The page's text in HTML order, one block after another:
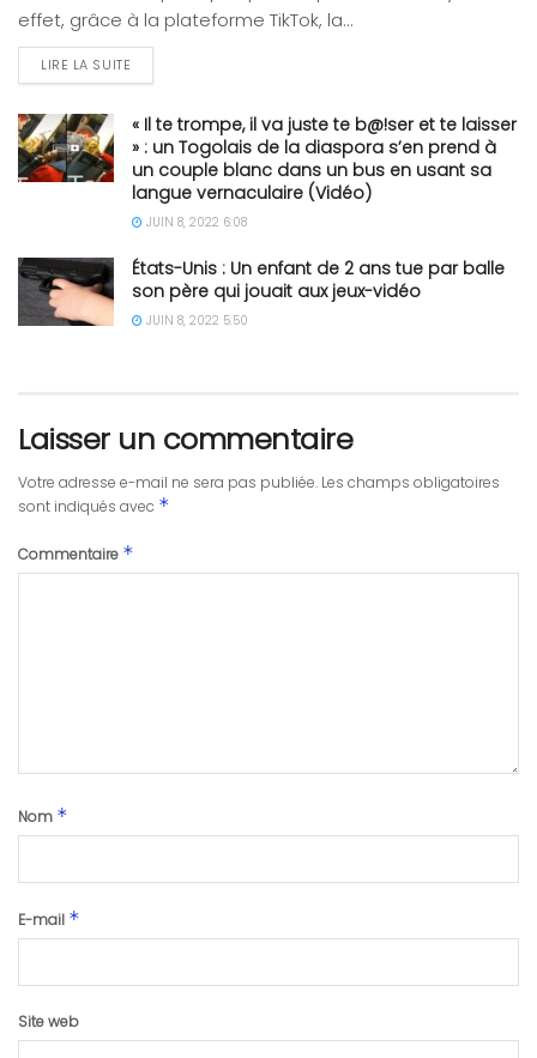
effet, grâce à la plateforme TikTok, la...
LIRE LA SUITE
« Il te trompe, il va juste te b@!ser et te laisser
» : un Togolais de la diaspora s’en prend à
un couple blanc dans un bus en usant sa
langue vernaculaire (Vidéo)
JUIN 8, 2022 6:08
États-Unis : Un enfant de 2 ans tue par balle
son père qui jouait aux jeux-vidéo
JUIN 8, 2022 5:50
Laisser un commentaire
Votre adresse e-mail ne sera pas publiée. Les champs obligatoires
sont indiqués avec *
Commentaire *
Nom *
E-mail *
Site web